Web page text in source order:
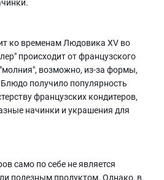
ко временам Людовика XV во
происходит от французского
возможно, из-за формы,
получило популярность
французских кондитеров,
начинки и украшения для
само по себе не является
полезным продуктом. Однако, в